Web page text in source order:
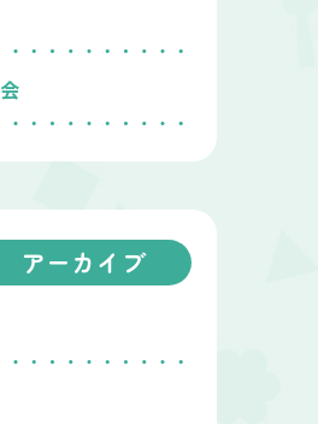
アーカイブ